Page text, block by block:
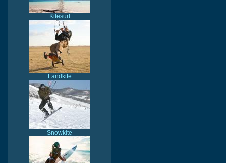
Kitesurf
Landkite
Snowkite